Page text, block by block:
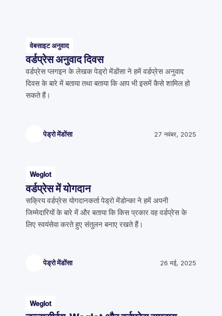
वेबसाइट अनुवाद
वर्डप्रेस अनुवाद दिवस
वर्डप्रेस प्लगइन के लेखक पेड्रो मेंडोंसा ने हमें वर्डप्रेस अनुवाद
दिवस के बारे में बताया तथा बताया कि आप भी इसमें कैसे शामिल हो
सकते हैं।
पेड्रो मेंडोंसा 27 नवंबर, 2025
Weglot
वर्डप्रेस में योगदान
सक्रिय वर्डप्रेस योगदानकर्ता पेड्रो मेंडोन्का ने हमें अपनी
जिम्मेदारियों के बारे में और बताया कि किस प्रकार वह वर्डप्रेस के
लिए स्वयंसेवा करते हुए संतुलन बनाए रखते हैं।
पेड्रो मेंडोंसा 26 मई, 2025
Weglot